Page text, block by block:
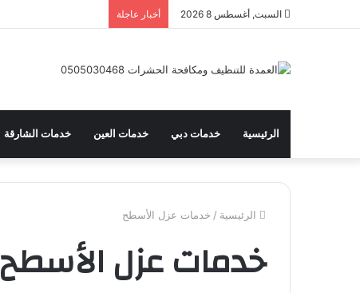
السبت, أغسطس 8 2026 أخبار عاجلة
الرئيسية خدمات دبي خدمات العين خدمات الشارقة
الرئيسية / خدمات عزل الأسطح
خدمات عزل الأسطح